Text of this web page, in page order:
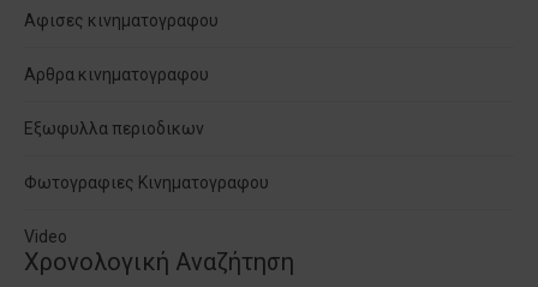
Αφισες κινηματογραφου
Αρθρα κινηματογραφου
Εξωφυλλα περιοδικων
Φωτογραφιες Κινηματογραφου
Video
Χρονολογική Αναζήτηση